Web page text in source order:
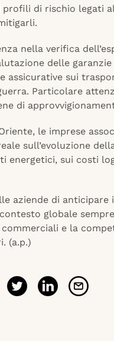
profili di rischio legati
nella verifica
delle
assicurative sui
Particolare
di
le imprese
sull’evoluzione
energetici, sui costi
aziende di
globale
e la
(a.p.)